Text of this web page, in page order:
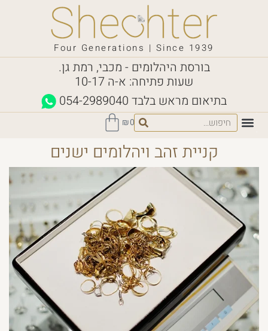
Four Generations | Since 1939
בורסת היהלומים - מכבי, רמת גן.
שעות פתיחה: א-ה 10-17
בתיאום מראש בלבד 054-2989040
₪0
קניית זהב ויהלומים ישנים